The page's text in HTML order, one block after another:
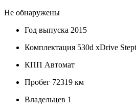
Не обнаружены
Год выпуска 2015
Комплектация 530d xDrive
КПП Автомат
Пробег 72319 км
Владельцев 1